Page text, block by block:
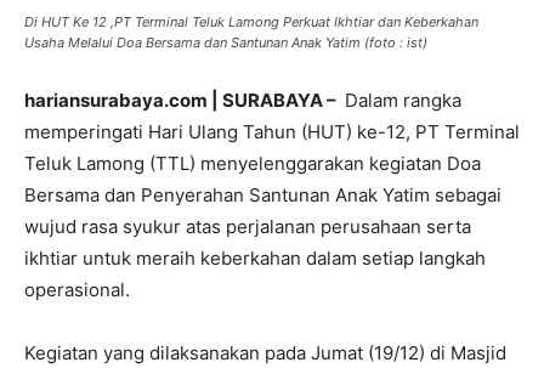
Di HUT Ke 12 ,PT Terminal Teluk Lamong Perkuat Ikhtiar dan Keberkahan
Usaha Melalui Doa Bersama dan Santunan Anak Yatim (foto : ist)
hariansurabaya.com | SURABAYA – Dalam rangka
memperingati Hari Ulang Tahun (HUT) ke-12, PT Terminal
Teluk Lamong (TTL) menyelenggarakan kegiatan Doa
Bersama dan Penyerahan Santunan Anak Yatim sebagai
wujud rasa syukur atas perjalanan perusahaan serta
ikhtiar untuk meraih keberkahan dalam setiap langkah
operasional.
Kegiatan yang dilaksanakan pada Jumat (19/12) di Masjid